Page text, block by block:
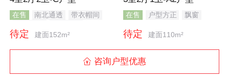
在售 南北通透
带衣帽间
待定 建面152m²
在售 户型方正 飘窗
待定 建面110m²
 咨询户型优惠